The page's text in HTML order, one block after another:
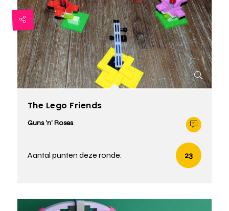
The Lego Friends
Guns 'n' Roses
Aantal punten deze ronde: 23